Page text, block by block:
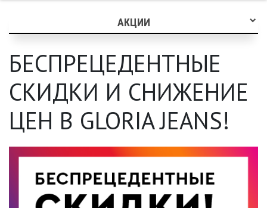
АКЦИИ
БЕСПРЕЦЕДЕНТНЫЕ
СКИДКИ И СНИЖЕНИЕ
ЦЕН В GLORIA JEANS!